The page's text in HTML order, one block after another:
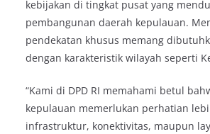
kebijakan di tingkat pusat yang
pembangunan daerah kepulauan.
pendekatan khusus memang
dengan karakteristik wilayah seperti
“Kami di DPD RI memahami betul
kepulauan memerlukan perhatian
infrastruktur, konektivitas, maupun